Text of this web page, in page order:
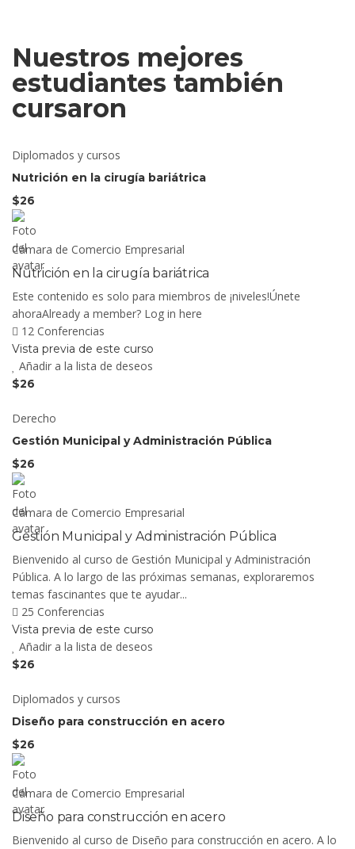
Nuestros mejores
estudiantes también
cursaron
Diplomados y cursos
Nutrición en la cirugía bariátrica
$26
Cámara de Comercio Empresarial
Nutrición en la cirugía bariátrica
Este contenido es solo para miembros de ¡niveles!Únete
ahoraAlready a member? Log in here
12 Conferencias
Vista previa de este curso
Añadir a la lista de deseos
$26
Derecho
Gestión Municipal y Administración Pública
$26
Cámara de Comercio Empresarial
Gestión Municipal y Administración Pública
Bienvenido al curso de Gestión Municipal y Administración
Pública. A lo largo de las próximas semanas, exploraremos
temas fascinantes que te ayudar...
25 Conferencias
Vista previa de este curso
Añadir a la lista de deseos
$26
Diplomados y cursos
Diseño para construcción en acero
$26
Cámara de Comercio Empresarial
Diseño para construcción en acero
Bienvenido al curso de Diseño para construcción en acero. A lo